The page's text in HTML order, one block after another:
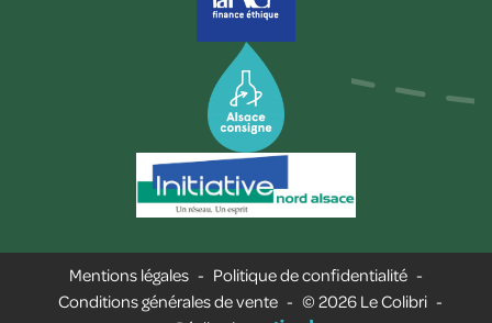
Mentions légales - Politique de confidentialité -
Conditions générales de vente - © 2026 Le Colibri -